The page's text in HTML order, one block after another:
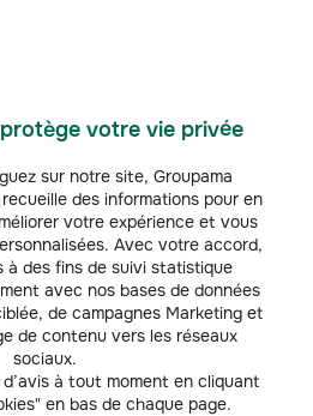
votre vie privée
sur notre site, Groupama
des informations pour en
votre expérience et vous
Avec votre accord,
à des fins de suivi statistique
avec nos bases de données
de campagnes Marketing et
de contenu vers les réseaux
sociaux.
à tout moment en cliquant
en bas de chaque page.
recherchez une information
moyens de nous contacter
aussi
Assurance auto Skoda